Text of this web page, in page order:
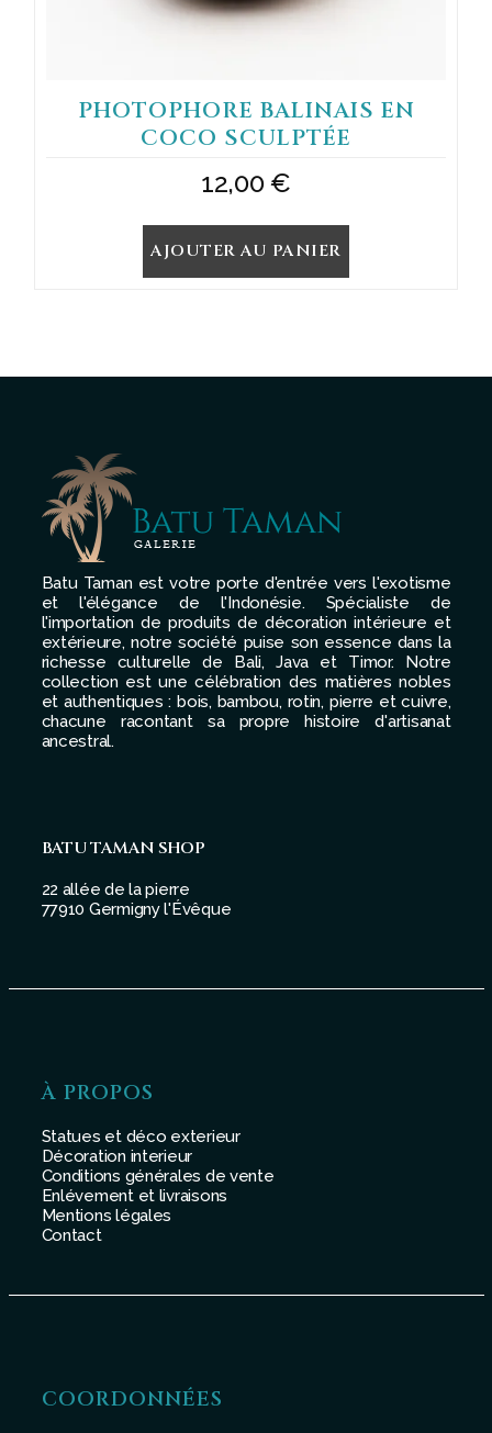
PHOTOPHORE BALINAIS EN
COCO SCULPTÉE
12,00€
AJOUTER AU PANIER
Batu Taman est votre porte d'entrée vers l'exotisme
et l'élégance de l'Indonésie. Spécialiste de
l'importation de produits de décoration intérieure et
extérieure, notre société puise son essence dans la
richesse culturelle de Bali, Java et Timor. Notre
collection est une célébration des matières nobles
et authentiques : bois, bambou, rotin, pierre et cuivre,
chacune racontant sa propre histoire d'artisanat
ancestral.
BATU TAMAN SHOP
22 allée de la pierre
77910 Germigny l'Évêque
À PROPOS
Statues et déco exterieur
Décoration interieur
Conditions générales de vente
Enlévement et livraisons
Mentions légales
Contact
COORDONNÉES